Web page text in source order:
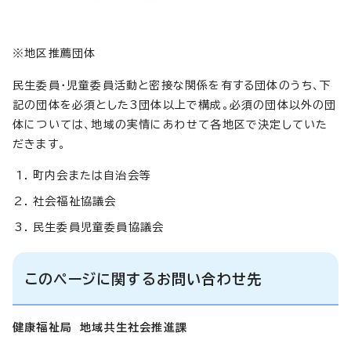
※地区推薦団体
民生委員・児童委員活動と密接な関係を有する団体のうち、下
記の団体を必須とした3団体以上で構成。必須の団体以外の団
体については、地域の実情にあわせて各地区で決定していた
だきます。
町内会または自治会等
社会福祉協議会
民生委員児童委員協議会
このページに関するお問い合わせ先
健康福祉局 地域共生社会推進課